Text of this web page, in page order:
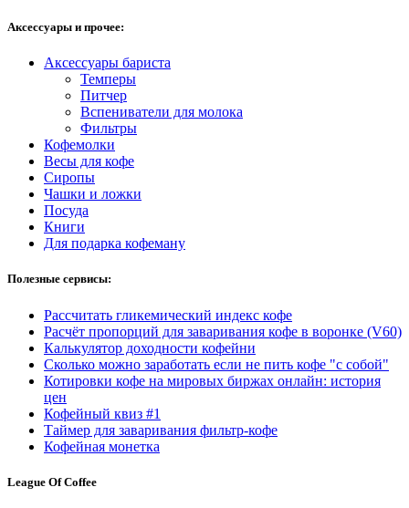
Аксессуары и прочее:
Аксессуары бариста
Темперы
Питчер
Вспениватели для молока
Фильтры
Кофемолки
Весы для кофе
Сиропы
Чашки и ложки
Посуда
Книги
Для подарка кофеману
Полезные сервисы:
Рассчитать гликемический индекс кофе
Расчёт пропорций для заваривания кофе в воронке (V60)
Калькулятор доходности кофейни
Сколько можно заработать если не пить кофе "с собой"
Котировки кофе на мировых биржах онлайн: история
цен
Кофейный квиз #1
Таймер для заваривания фильтр-кофе
Кофейная монетка
League Of Coffee